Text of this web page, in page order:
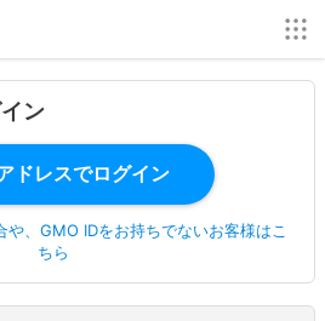
ン
、GMO IDをお持ちでないお客様はこ
ちら